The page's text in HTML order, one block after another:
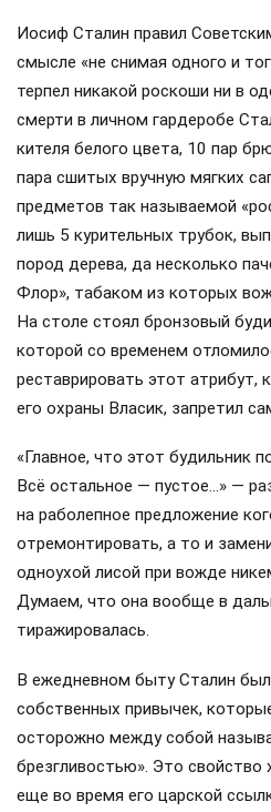
Иосиф Сталин правил
смысле «не снимая одного и
терпел никакой роскоши ни в
смерти в личном гардеробе
кителя белого цвета, 10 пар
пара сшитых вручную мягких
предметов так называемой
лишь 5 курительных трубок,
пород дерева, да несколько
Флор», табаком из которых
На столе стоял бронзовый
которой со временем
реставрировать этот атрибут,
его охраны Власик, запретил
«Главное, что этот будильник
Всё остальное — пустое…» —
на раболепное предложение
отремонтировать, а то и
одноухой лисой при вожде
Думаем, что она вообще в
тиражировалась.
В ежедневном быту Сталин
собственных привычек,
осторожно между собой
брезгливостью». Это свойство
еще во время его царской